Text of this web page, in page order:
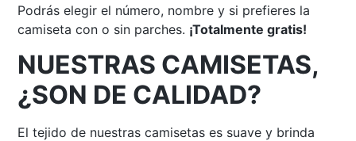
Podrás elegir el número, nombre y si prefieres la
camiseta con o sin parches. ¡Totalmente gratis!
NUESTRAS CAMISETAS,
¿SON DE CALIDAD?
El tejido de nuestras camisetas es suave y brinda